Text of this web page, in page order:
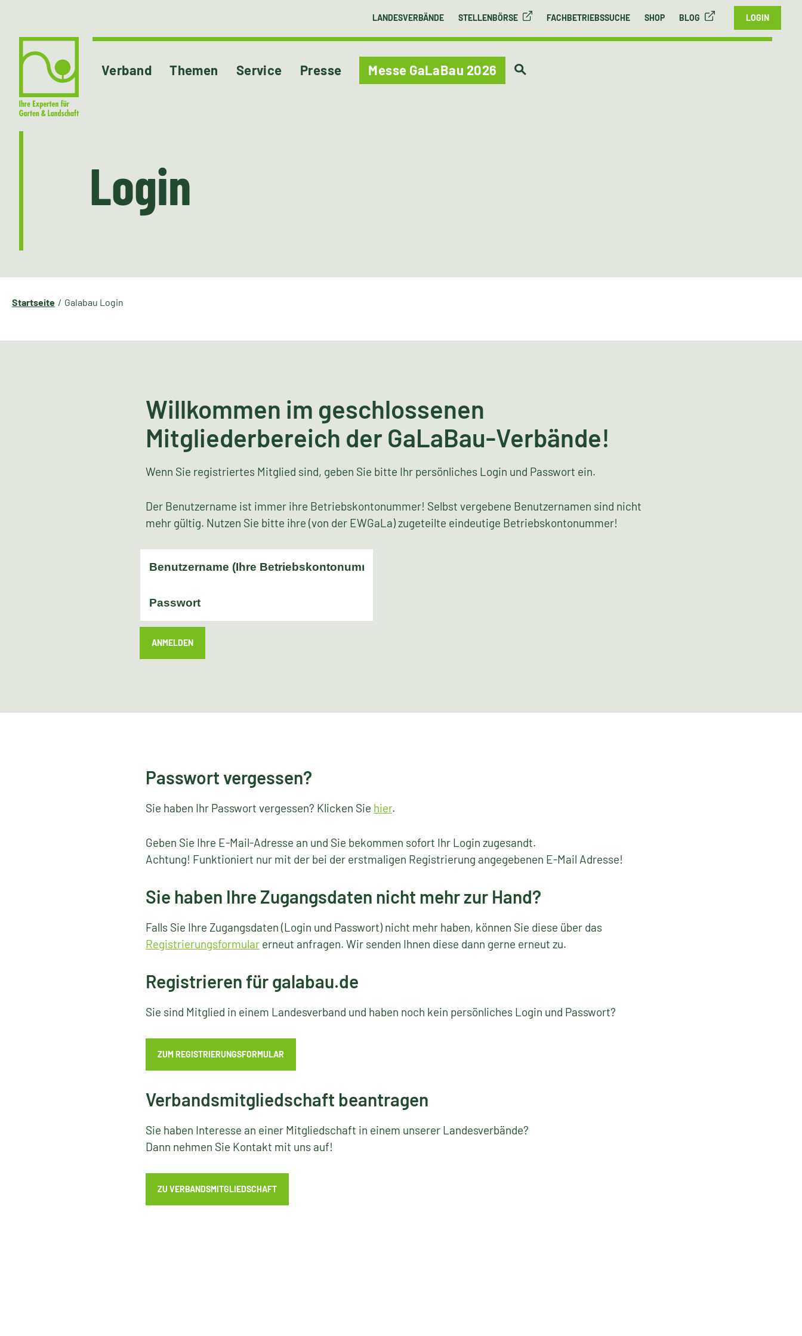
LANDESVERBÄNDE STELLENBÖRSE FACHBETRIEBSSUCHE SHOP BLOG LOGIN
Verband Themen Service Presse Messe GaLaBau 2026
Login
Startseite Galabau Login
Willkommen im geschlossenen
Mitgliederbereich der GaLaBau-Verbände!
Wenn Sie registriertes Mitglied sind, geben Sie bitte Ihr persönliches Login und Passwort ein.
Der Benutzername ist immer ihre Betriebskontonummer! Selbst vergebene Benutzernamen sind nicht
mehr gültig. Nutzen Sie bitte ihre (von der EWGaLa) zugeteilte eindeutige Betriebskontonummer!
ANMELDEN
Passwort vergessen?
Sie haben Ihr Passwort vergessen? Klicken Sie hier.
Geben Sie Ihre E-Mail-Adresse an und Sie bekommen sofort Ihr Login zugesandt.
Achtung! Funktioniert nur mit der bei der erstmaligen Registrierung angegebenen E-Mail Adresse!
Sie haben Ihre Zugangsdaten nicht mehr zur Hand?
Falls Sie Ihre Zugangsdaten (Login und Passwort) nicht mehr haben, können Sie diese über das
Registrierungsformular erneut anfragen. Wir senden Ihnen diese dann gerne erneut zu.
Registrieren für galabau.de
Sie sind Mitglied in einem Landesverband und haben noch kein persönliches Login und Passwort?
ZUM REGISTRIERUNGSFORMULAR
Verbandsmitgliedschaft beantragen
Sie haben Interesse an einer Mitgliedschaft in einem unserer Landesverbände?
Dann nehmen Sie Kontakt mit uns auf!
ZU VERBANDSMITGLIEDSCHAFT